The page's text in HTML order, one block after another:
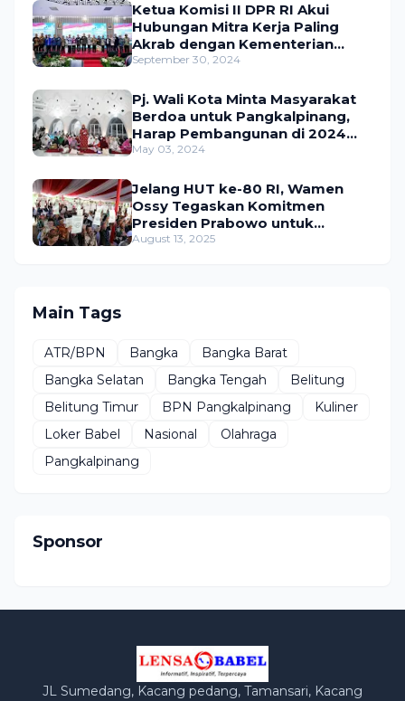
Ketua Komisi II DPR RI Akui
Hubungan Mitra Kerja Paling
Akrab dengan Kementerian
ATR/BPN
September 30, 2024
Pj. Wali Kota Minta Masyarakat
Berdoa untuk Pangkalpinang,
Harap Pembangunan di 2024
Berjalan Lancar
May 03, 2024
Jelang HUT ke-80 RI, Wamen
Ossy Tegaskan Komitmen
Presiden Prabowo untuk
Menyejahterakan Rakyat
August 13, 2025
Main Tags
ATR/BPN Bangka
Bangka Barat
Bangka Selatan
Bangka Tengah
Belitung
Belitung Timur
BPN Pangkalpinang
Kuliner
Loker Babel
Nasional
Olahraga
Pangkalpinang
Sponsor
JL Sumedang, Kacang pedang, Tamansari, Kacang